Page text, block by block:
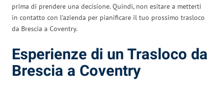
prima di prendere una decisione. Quindi, non esitare a metterti
in contatto con l’azienda per pianificare il tuo prossimo trasloco
da Brescia a Coventry.
Esperienze di un Trasloco da
Brescia a Coventry